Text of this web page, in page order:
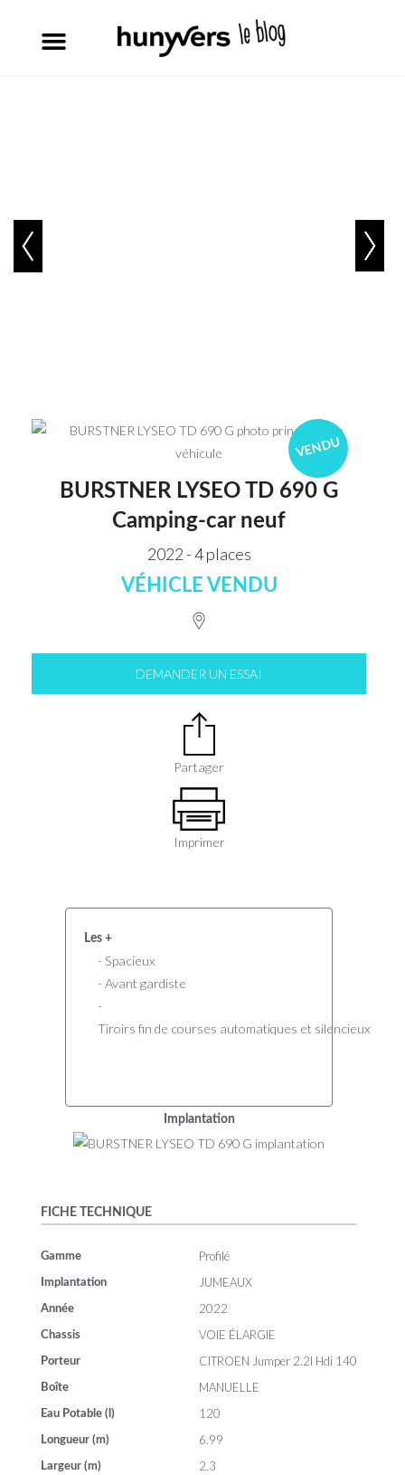
VENDU
BURSTNER LYSEO TD 690 G
Camping-car neuf
2022 - 4 places
VÉHICLE VENDU
DEMANDER UN ESSAI
Partager
Imprimer
Les +
- Spacieux
- Avant gardiste
-
Tiroirs fin de courses automatiques et silencieux
Implantation
FICHE TECHNIQUE
Gamme Profilé
Implantation JUMEAUX
Année 2022
Chassis VOIE ÉLARGIE
Porteur CITROEN Jumper 2.2l Hdi 140
Boîte MANUELLE
Eau Potable (l) 120
Longueur (m) 6.99
Largeur (m) 2.3